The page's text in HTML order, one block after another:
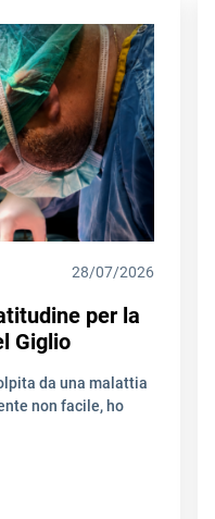
28/07/2026
per la
Giglio
da una malattia
non facile, ho